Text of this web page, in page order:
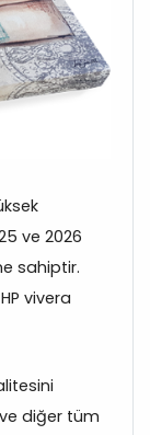
ve 2026
sahiptir.
vivera
diğer tüm